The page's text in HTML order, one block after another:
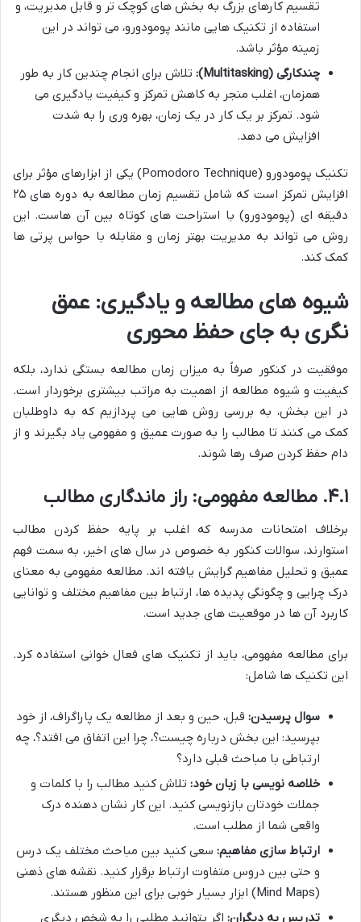
تقسیم کارهای بزرگ به بخش های کوچک تر و قابل مدیریت، و
استفاده از تکنیک هایی مانند پومودورو، می تواند در این
زمینه مؤثر باشد.
چندکارگی (Multitasking):
تلاش برای انجام چندین کار به طور
همزمان، اغلب منجر به کاهش تمرکز و کیفیت یادگیری می
شود. تمرکز بر یک کار در یک زمان، بهره وری را به شدت
افزایش می دهد.
تکنیک پومودورو (Pomodoro Technique) یکی از ابزارهای مؤثر برای
افزایش تمرکز است که شامل تقسیم زمان مطالعه به دوره های ۲۵
دقیقه ای (پومودورو) با استراحت های کوتاه بین آن هاست. این
روش می تواند به مدیریت بهتر زمان و مقابله با حواس پرتی ها
کمک کند.
شیوه های مطالعه و یادگیری: عمق
نگری به جای حفظ محوری
موفقیت در کنکور صرفاً به میزان زمان مطالعه بستگی ندارد، بلکه
کیفیت و شیوه مطالعه از اهمیت به مراتب بیشتری برخوردار است.
در این بخش، به بررسی روش هایی می پردازیم که به داوطلبان
کمک می کنند تا مطالب را به صورت عمیق و مفهومی یاد بگیرند و از
دام حفظ کردن صرف رها شوند.
۴.۱. مطالعه مفهومی: راز ماندگاری مطالب
برخلاف امتحانات مدرسه که اغلب بر پایه حفظ کردن مطالب
استوارند، سوالات کنکور به خصوص در سال های اخیر، به سمت فهم
عمیق و تحلیل مفاهیم گرایش یافته اند. مطالعه مفهومی به معنای
درک چرایی و چگونگی پدیده ها، ارتباط بین مفاهیم مختلف و توانایی
کاربرد آن ها در موقعیت های جدید است.
برای مطالعه مفهومی، باید از تکنیک های فعال خوانی استفاده کرد.
این تکنیک ها شامل:
سوال پرسیدن: قبل، حین و بعد از مطالعه یک پاراگراف، از خود
بپرسید: این بخش درباره چیست؟، چرا این اتفاق می افتد؟، چه
ارتباطی با مباحث قبلی دارد؟
خلاصه نویسی با زبان خود: تلاش کنید مطالب را با کلمات و
جملات خودتان بازنویسی کنید. این کار نشان دهنده درک
واقعی شما از مطلب است.
ارتباط سازی مفاهیم: سعی کنید بین مباحث مختلف یک درس
و حتی بین دروس متفاوت ارتباط برقرار کنید. نقشه های ذهنی
(Mind Maps) ابزار بسیار خوبی برای این منظور هستند.
تدریس به دیگران: اگر بتوانید مطلبی را به شخص دیگری